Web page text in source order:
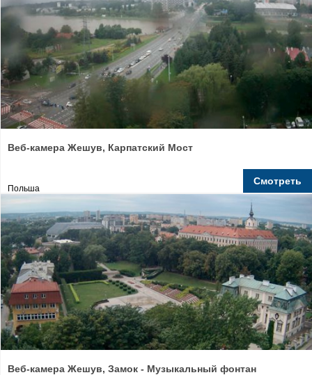
Веб-камера Жешув, Карпатский Мост
Польша
Смотреть
Веб-камера Жешув, Замок - Музыкальный фонтан